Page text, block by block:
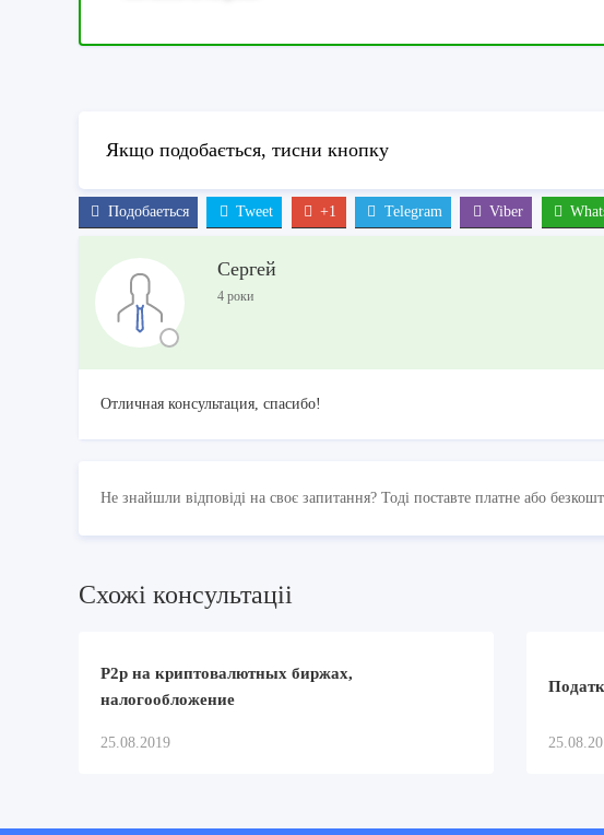
Якщо подобається, тисни кнопку
Подобаеться Tweet +1 Telegram Viber
Сергей
4 роки
Отличная консультация, спасибо!
Не знайшли відповіді на своє запитання? Тоді поставте платне або
Схожi консультацii
Р2р на криптовалютных биржах,
налогообложение
25.08.2019